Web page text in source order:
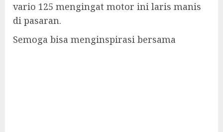
vario 125 mengingat motor ini laris manis
di pasaran.
Semoga bisa menginspirasi bersama